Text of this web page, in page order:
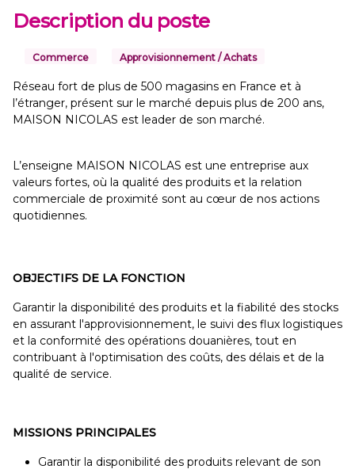
Description du poste
Commerce Approvisionnement / Achats
Réseau fort de plus de 500 magasins en France et à
l’étranger, présent sur le marché depuis plus de 200 ans,
MAISON NICOLAS est leader de son marché.
L’enseigne MAISON NICOLAS est une entreprise aux
valeurs fortes, où la qualité des produits et la relation
commerciale de proximité sont au cœur de nos actions
quotidiennes.
OBJECTIFS DE LA FONCTION
Garantir la disponibilité des produits et la fiabilité des stocks
en assurant l'approvisionnement, le suivi des flux logistiques
et la conformité des opérations douanières, tout en
contribuant à l'optimisation des coûts, des délais et de la
qualité de service.
MISSIONS PRINCIPALES
Garantir la disponibilité des produits relevant de son